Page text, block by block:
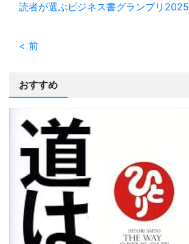
読者が選ぶビジネス書グランプリ2025
< 前
おすすめ